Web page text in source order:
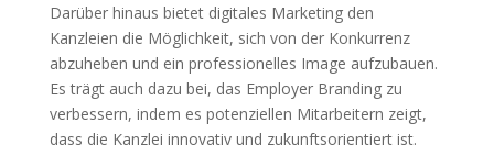
Darüber hinaus bietet digitales Marketing den
Kanzleien die Möglichkeit, sich von der Konkurrenz
abzuheben und ein professionelles Image aufzubauen.
Es trägt auch dazu bei, das Employer Branding zu
verbessern, indem es potenziellen Mitarbeitern zeigt,
dass die Kanzlei innovativ und zukunftsorientiert ist.